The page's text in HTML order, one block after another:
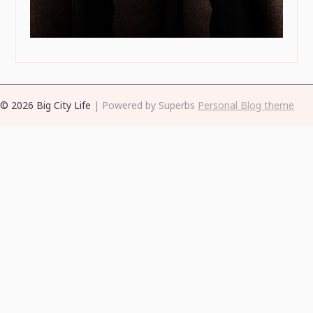
© 2026 Big City Life | Powered by Superbs Personal Blog theme